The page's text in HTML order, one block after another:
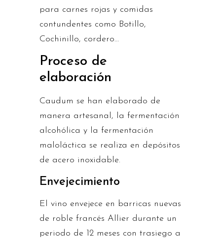
para carnes rojas y comidas
contundentes como Botillo,
Cochinillo, cordero…
Proceso de
elaboración
Caudum se han elaborado de
manera artesanal, la fermentación
alcohólica y la fermentación
maloláctica se realiza en depósitos
de acero inoxidable.
Envejecimiento
El vino envejece en barricas nuevas
de roble francés Allier durante un
periodo de 12 meses con trasiego a